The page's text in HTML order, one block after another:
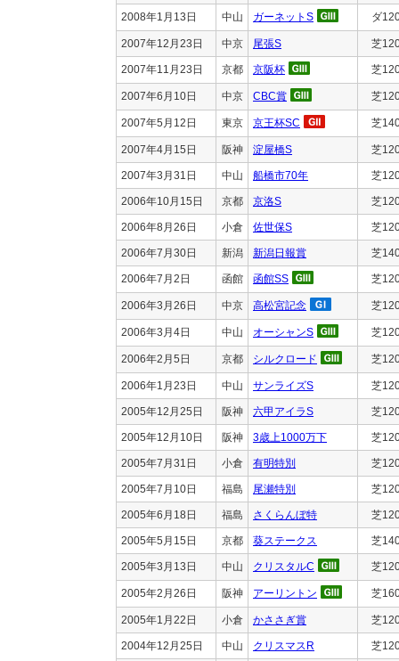
2008年1月13日 中山 ガーネットS ダ
2007年12月23日 中京 尾張S 芝
2007年11月23日 京都 京阪杯 芝
2007年6月10日 中京 CBC賞 芝
2007年5月12日 東京 京王杯SC 芝
2007年4月15日 阪神 淀屋橋S 芝
2007年3月31日 中山 船橋市70年 芝
2006年10月15日 京都 京洛S 芝
2006年8月26日 小倉 佐世保S 芝
2006年7月30日 新潟 新潟日報賞 芝
2006年7月2日 函館 函館SS 芝
2006年3月26日 中京 高松宮記念 芝
2006年3月4日 中山 オーシャンS 芝
2006年2月5日 京都 シルクロード 芝
2006年1月23日 中山 サンライズS 芝
2005年12月25日 阪神 六甲アイラS 芝
2005年12月10日 阪神 3歳上1000万下 芝
2005年7月31日 小倉 有明特別 芝
2005年7月10日 福島 尾瀬特別 芝
2005年6月18日 福島 さくらんぼ特 芝
2005年5月15日 京都 葵ステークス 芝
2005年3月13日 中山 クリスタルC 芝
2005年2月26日 阪神 アーリントン 芝
2005年1月22日 小倉 かささぎ賞 芝
2004年12月25日 中山 クリスマスR 芝